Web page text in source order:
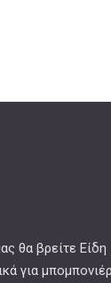
θα βρείτε Είδη
για